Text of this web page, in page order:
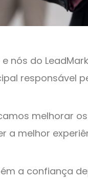
nós do
responsável
melhorar
a melhor
a confiança